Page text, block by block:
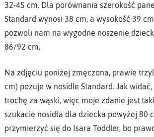
32-45 cm. Dla porównania szerokość
Standard wynosi 38 cm, a wysokość 39
pozwoli nam na wygodne noszenie
86/92 cm.
Na zdjęciu poniżej zmęczona, prawie
cm) pozuje w nosidle Standard. Jak
trochę za wąski, więc moje zdanie jest
szukacie nosidła dla dziecka powyżej 80
przymierzyć się do Isara Toddler, bo